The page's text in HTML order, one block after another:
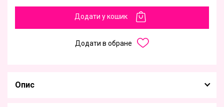
Додати у кошик
Додати в обране
Опис